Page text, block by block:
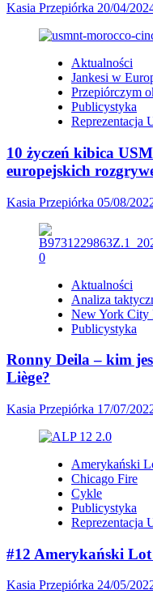
Kasia Przepiórka 20/04/
Aktualności
Jankesi w
Przepiórczym
Publicystyka
Reprezentacja
10 życzeń kibica
europejskich
Kasia Przepiórka 05/08/
Aktualności
Analiza
New York City
Publicystyka
Ronny Deila – kim
Liège?
Kasia Przepiórka 17/07/
Amerykański
Chicago Fire
Cykle
Publicystyka
Reprezentacja
#12 Amerykański
Kasia Przepiórka 24/05/